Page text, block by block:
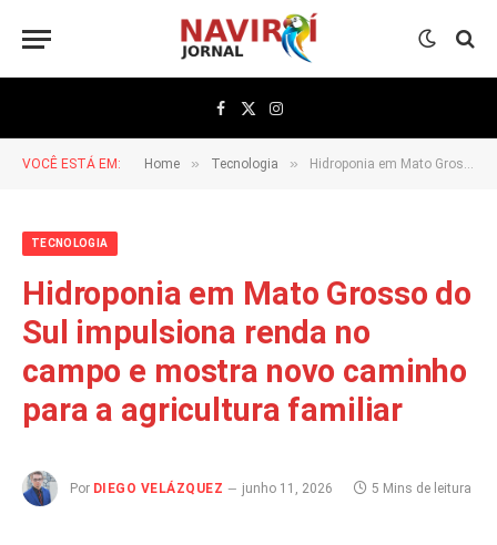
Facebook
X
(Twitter)
Instagram
VOCÊ ESTÁ EM: Home » Tecnologia » Hidroponia em Mato Grosso do Sul impulsiona renda no campo e mostra novo caminho para a agricultura familiar
TECNOLOGIA
Hidroponia em Mato Grosso do
Sul impulsiona renda no
campo e mostra novo caminho
para a agricultura familiar
Por DIEGO VELÁZQUEZ junho 11, 2026 5 Mins de leitura